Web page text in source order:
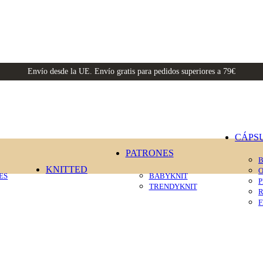
Envío desde la UE. Envío gratis para pedidos superiores a 79€
KNITTED
PATRONES
BABYKNIT
TRENDYKNIT